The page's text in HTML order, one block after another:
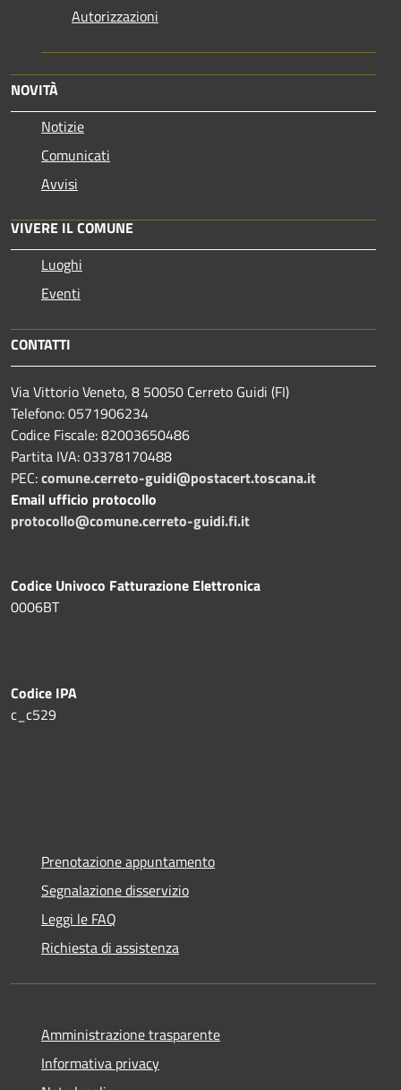
Autorizzazioni
NOVITÀ
Notizie
Comunicati
Avvisi
VIVERE IL COMUNE
Luoghi
Eventi
CONTATTI
Via Vittorio Veneto, 8 50050 Cerreto Guidi (FI)
Telefono: 0571906234
Codice Fiscale: 82003650486
Partita IVA: 03378170488
PEC:comune.cerreto-guidi@postacert.toscana.it
Email ufficio protocollo
protocollo@comune.cerreto-guidi.fi.it
Codice Univoco Fatturazione Elettronica
0006BT
Codice IPA
c_c529
Prenotazione appuntamento
Segnalazione disservizio
Leggi le FAQ
Richiesta di assistenza
Amministrazione trasparente
Informativa privacy